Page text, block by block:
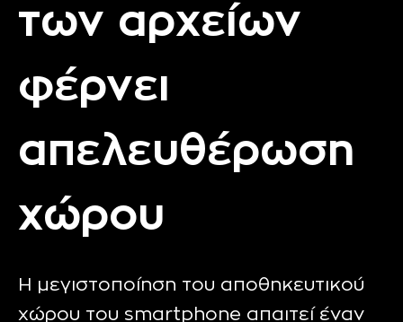
των αρχείων
φέρνει
απελευθέρωση
χώρου
Η μεγιστοποίηση του αποθηκευτικού
χώρου του smartphone απαιτεί έναν